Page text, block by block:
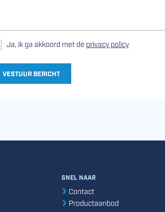
Ja, ik ga akkoord met de privacy policy
VESTUUR BERICHT
SNEL NAAR
Contact
Productaanbod